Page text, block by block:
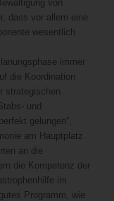
von
dass vor allem eine
wesentlich
immer
die Koordination
strategischen
und
gelungen“,
am Hauptplatz
an die
die Kompetenz der
im
Programm, wie